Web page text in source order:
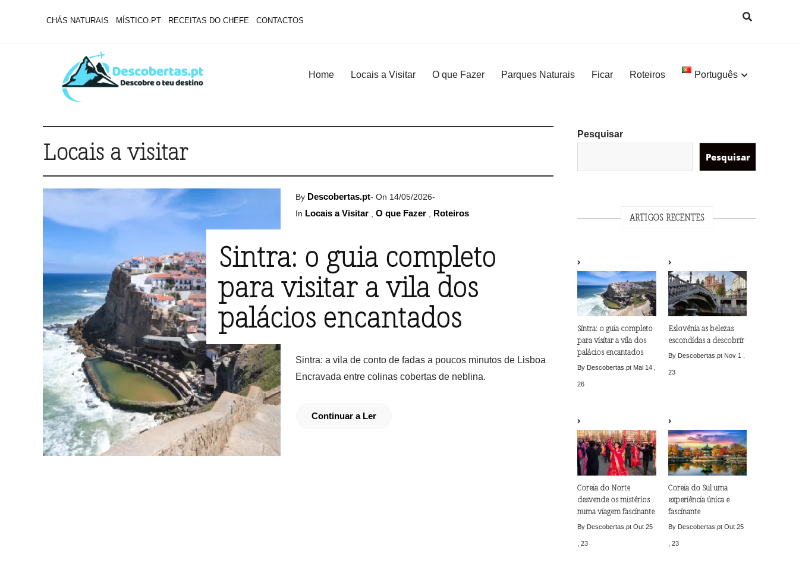
CHÁS NATURAIS MÍSTICO.PT RECEITAS DO CHEFE CONTACTOS
Home Locais a Visitar O que Fazer Parques Naturais Ficar Roteiros Português
Locais a visitar
By Descobertas.pt- On 14/05/2026-
In Locais a Visitar O que Fazer Roteiros
Sintra: o guia completo
para visitar a vila dos
palácios encantados
Sintra: a vila de conto de fadas a poucos minutos de Lisboa
Encravada entre colinas cobertas de neblina.
Continuar a Ler
Pesquisar
Pesquisar
ARTIGOS RECENTES
Sintra: o guia completo
para visitar a vila dos
palácios encantados
By Descobertas.pt Mai 14 ,
26
Eslovénia as belezas
escondidas a descobrir
By Descobertas.pt Nov 1 ,
23
Coreia do Norte
desvende os mistérios
numa viagem fascinante
By Descobertas.ptOut 25
, 23
Coreia do Sul uma
experiência única e
fascinante
By Descobertas.pt Out 25
, 23